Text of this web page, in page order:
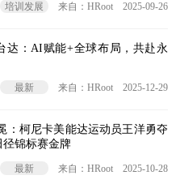
培训发展 来自：HRoot 2025-09-26
达：AI赋能+全球布局，共赴永
最新 来自：HRoot 2025-12-29
：柯尼卡美能达运动员王洋勇夺
径锦标赛金牌
最新 来自：HRoot 2025-10-28